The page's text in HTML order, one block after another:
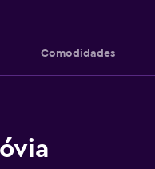
Comodidades